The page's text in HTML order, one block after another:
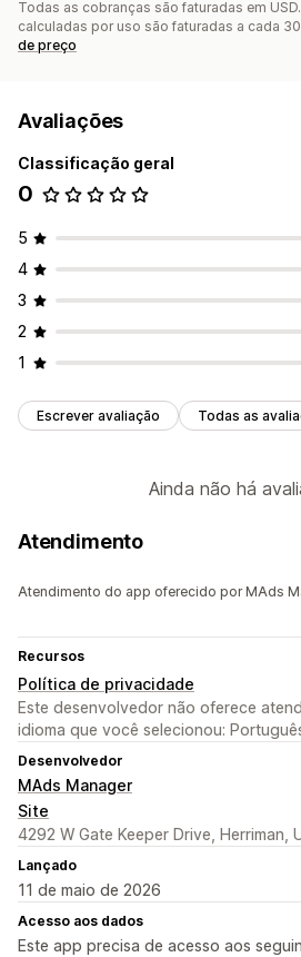
Todas as cobranças são faturadas em
calculadas por uso são faturadas a cada
de preço
Avaliações
Classificação geral
0
5
4
3
2
1
Escrever avaliação Todas as
Ainda não há
Atendimento
Atendimento do app oferecido por MAds
Recursos
Política de privacidade
Este desenvolvedor não oferece
idioma que você selecionou:
Desenvolvedor
MAds Manager
Site
4292 W Gate Keeper Drive, Herriman,
Lançado
11 de maio de 2026
Acesso aos dados
Este app precisa de acesso aos